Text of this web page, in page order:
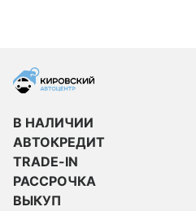
В НАЛИЧИИ
АВТОКРЕДИТ
TRADE-IN
РАССРОЧКА
ВЫКУП